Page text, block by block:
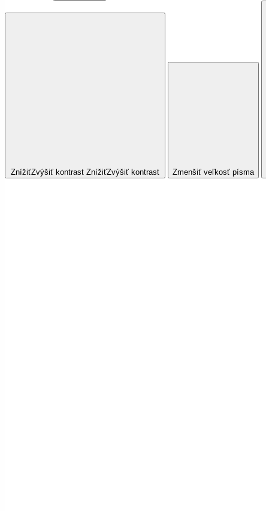
ZnížiťZvýšiť kontrast ZnížiťZvýšiť kontrast Zmenšiť veľkosť písma